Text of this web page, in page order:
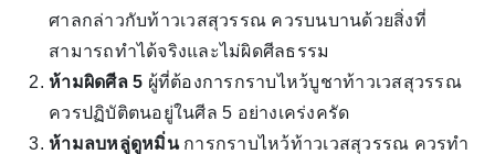
ศาลกล่าวกับท้าวเวสสุวรรณ ควรบนบานด้วยสิ่งที่
สามารถทำได้จริงและไม่ผิดศีลธรรม
ห้ามผิดศีล 5 ผู้ที่ต้องการกราบไหว้บูชาท้าวเวสสุวรรณ
ควรปฏิบัติตนอยู่ในศีล 5 อย่างเคร่งครัด
ห้ามลบหลู่ดูหมิ่นการกราบไหว้ท้าวเวสสุวรรณ ควรทำ